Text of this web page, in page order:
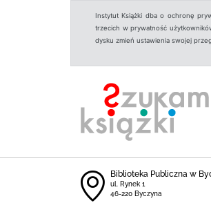
Instytut Książki dba o ochronę
trzecich w prywatność
dysku zmień ustawienia swojej
Biblioteka Publiczna w
ul. Rynek 1
46-220 Byczyna